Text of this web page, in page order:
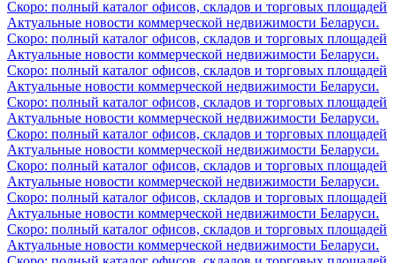
Скоро: полный каталог офисов, складов и торговых площадей
Актуальные новости коммерческой недвижимости Беларуси.
Скоро: полный каталог офисов, складов и торговых площадей
Актуальные новости коммерческой недвижимости Беларуси.
Скоро: полный каталог офисов, складов и торговых площадей
Актуальные новости коммерческой недвижимости Беларуси.
Скоро: полный каталог офисов, складов и торговых площадей
Актуальные новости коммерческой недвижимости Беларуси.
Скоро: полный каталог офисов, складов и торговых площадей
Актуальные новости коммерческой недвижимости Беларуси.
Скоро: полный каталог офисов, складов и торговых площадей
Актуальные новости коммерческой недвижимости Беларуси.
Скоро: полный каталог офисов, складов и торговых площадей
Актуальные новости коммерческой недвижимости Беларуси.
Скоро: полный каталог офисов, складов и торговых площадей
Актуальные новости коммерческой недвижимости Беларуси.